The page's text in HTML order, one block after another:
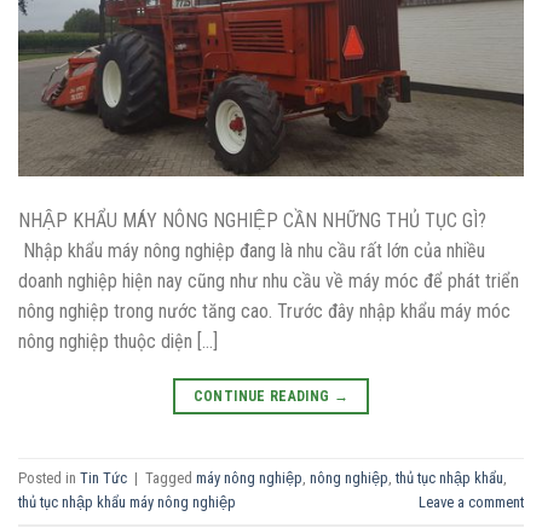
NHẬP KHẨU MÁY NÔNG NGHIỆP CẦN NHỮNG THỦ TỤC GÌ?
Nhập khẩu máy nông nghiệp đang là nhu cầu rất lớn của nhiều
doanh nghiệp hiện nay cũng như nhu cầu về máy móc để phát triển
nông nghiệp trong nước tăng cao. Trước đây nhập khẩu máy móc
nông nghiệp thuộc diện […]
CONTINUE READING →
Posted in Tin Tức | Tagged máy nông nghiệp, nông nghiệp,thủ tục nhập khẩu,
thủ tục nhập khẩu máy nông nghiệp
Leave a comment